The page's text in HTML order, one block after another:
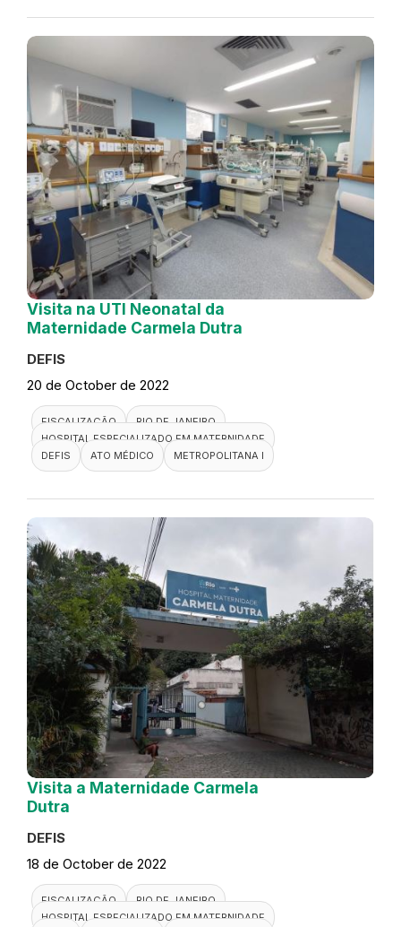
Visita na UTI Neonatal da
Maternidade Carmela Dutra
DEFIS
20 de October de 2022
FISCALIZAÇÃO
RIO DE JANEIRO
HOSPITAL ESPECIALIZADO EM MATERNIDADE
DEFIS
ATO MÉDICO METROPOLITANA I
Visita a Maternidade Carmela
Dutra
DEFIS
18 de October de 2022
FISCALIZAÇÃO
RIO DE JANEIRO
HOSPITAL ESPECIALIZADO EM MATERNIDADE